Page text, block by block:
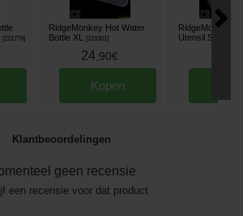
[221779]
RidgeMonkey Hot Water
Bottle XL
[221001]
24,90€
Kopen
RidgeMonkey
Utensil Set
Klantbeoordelingen
geen recensie
een recensie voor dat product